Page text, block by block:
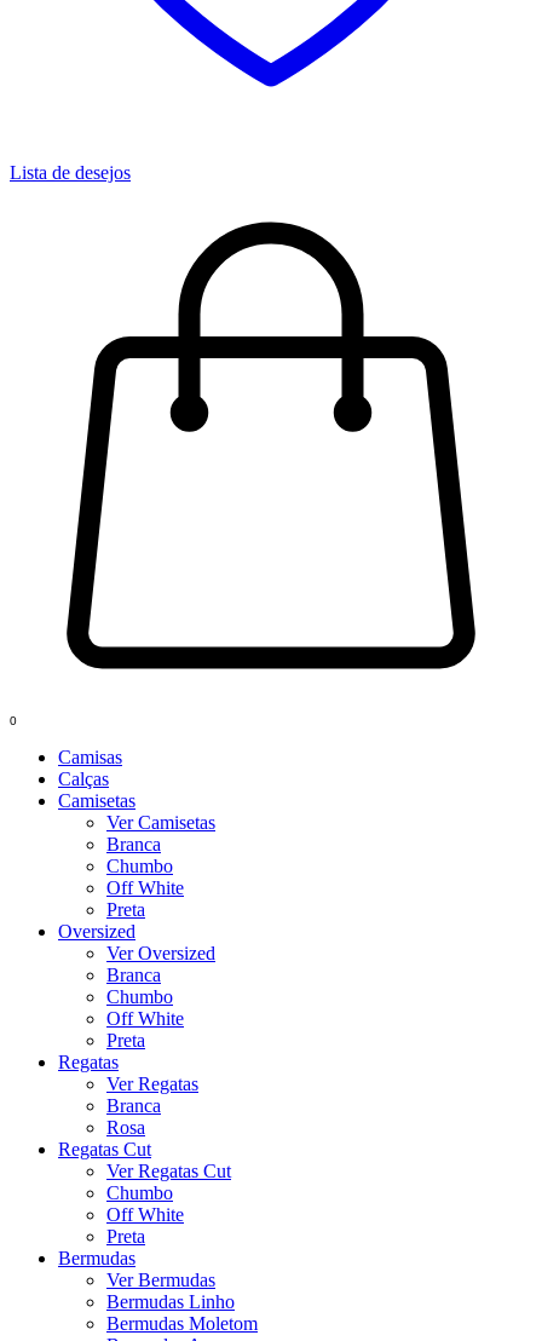
Lista de desejos
0
Camisas
Calças
Camisetas
Ver Camisetas
Branca
Chumbo
Off White
Preta
Oversized
Ver Oversized
Branca
Chumbo
Off White
Preta
Regatas
Ver Regatas
Branca
Rosa
Regatas Cut
Ver Regatas Cut
Chumbo
Off White
Preta
Bermudas
Ver Bermudas
Bermudas Linho
Bermudas Moletom